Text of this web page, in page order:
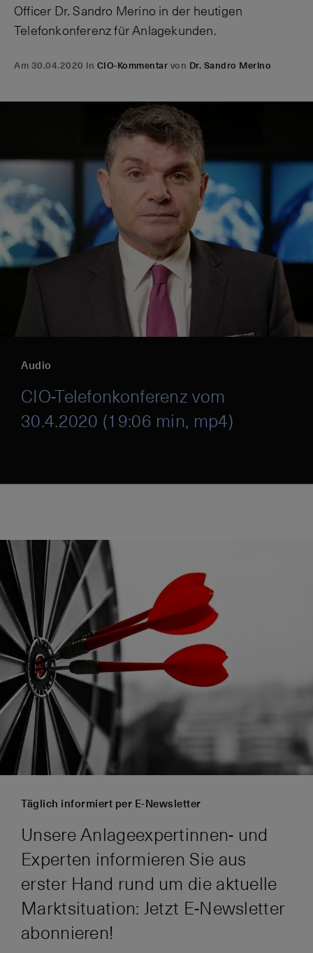
Officer Dr. Sandro Merino in der heutigen
Telefonkonferenz für Anlagekunden.
Am 30.04.2020 in CIO-Kommentar von Dr. Sandro Merino
Audio
CIO-Telefonkonferenz vom
30.4.2020 (19:06 min, mp4)
Täglich informiert per E-Newsletter
Unsere Anlageexpertinnen- und
Experten informieren Sie aus
erster Hand rund um die aktuelle
Marktsituation: Jetzt E-Newsletter
abonnieren!